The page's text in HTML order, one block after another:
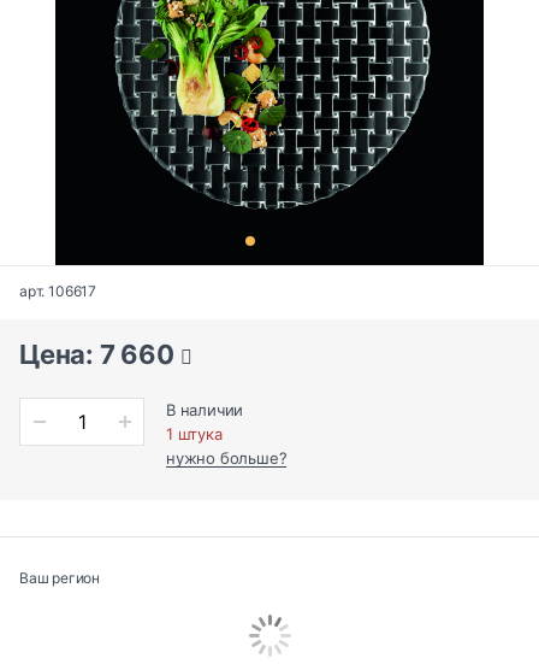
арт. 106617
Цена: 7 660
В наличии
1 штука
нужно больше?
Ваш регион